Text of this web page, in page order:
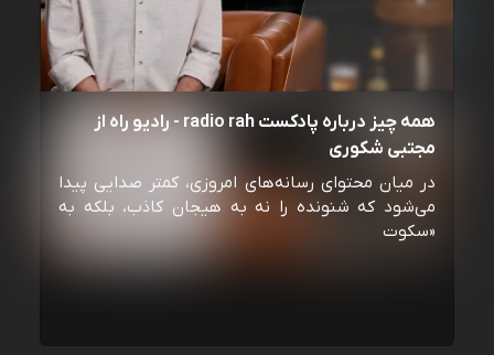
همه چیز درباره پادکست radio rah - رادیو راه از
مجتبی شکوری
در میان محتوای رسانه‌های امروزی، کمتر صدایی پیدا
می‌شود که شنونده را نه به هیجان کاذب، بلکه به
«سکوت